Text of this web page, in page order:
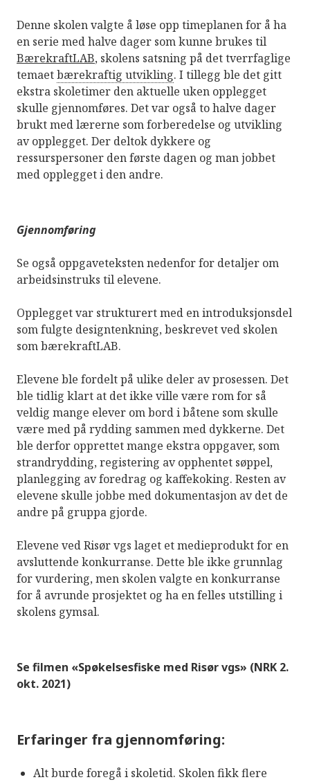
Denne skolen valgte å løse opp timeplanen for å ha
en serie med halve dager som kunne brukes til
BærekraftLAB, skolens satsning på det tverrfaglige
temaetbærekraftig utvikling. I tillegg ble det gitt
ekstra skoletimer den aktuelle uken opplegget
skulle gjennomføres. Det var også to halve dager
brukt med lærerne som forberedelse og utvikling
av opplegget. Der deltok dykkere og
ressurspersoner den første dagen og man jobbet
med opplegget i den andre.
Gjennomføring
Se også oppgaveteksten nedenfor for detaljer om
arbeidsinstruks til elevene.
Opplegget var strukturert med en introduksjonsdel
som fulgte designtenkning, beskrevet ved skolen
som bærekraftLAB.
Elevene ble fordelt på ulike deler av prosessen. Det
ble tidlig klart at det ikke ville være rom for så
veldig mange elever om bord i båtene som skulle
være med på rydding sammen med dykkerne. Det
ble derfor opprettet mange ekstra oppgaver, som
strandrydding, registering av opphentet søppel,
planlegging av foredrag og kaffekoking. Resten av
elevene skulle jobbe med dokumentasjon av det de
andre på gruppa gjorde.
Elevene ved Risør vgs laget et medieprodukt for en
avsluttende konkurranse. Dette ble ikke grunnlag
for vurdering, men skolen valgte en konkurranse
for å avrunde prosjektet og ha en felles utstilling i
skolens gymsal.
Se filmen «Spøkelsesfiske med Risør vgs» (NRK 2.
okt. 2021)
Erfaringer fra gjennomføring:
Alt burde foregå i skoletid. Skolen fikk flere